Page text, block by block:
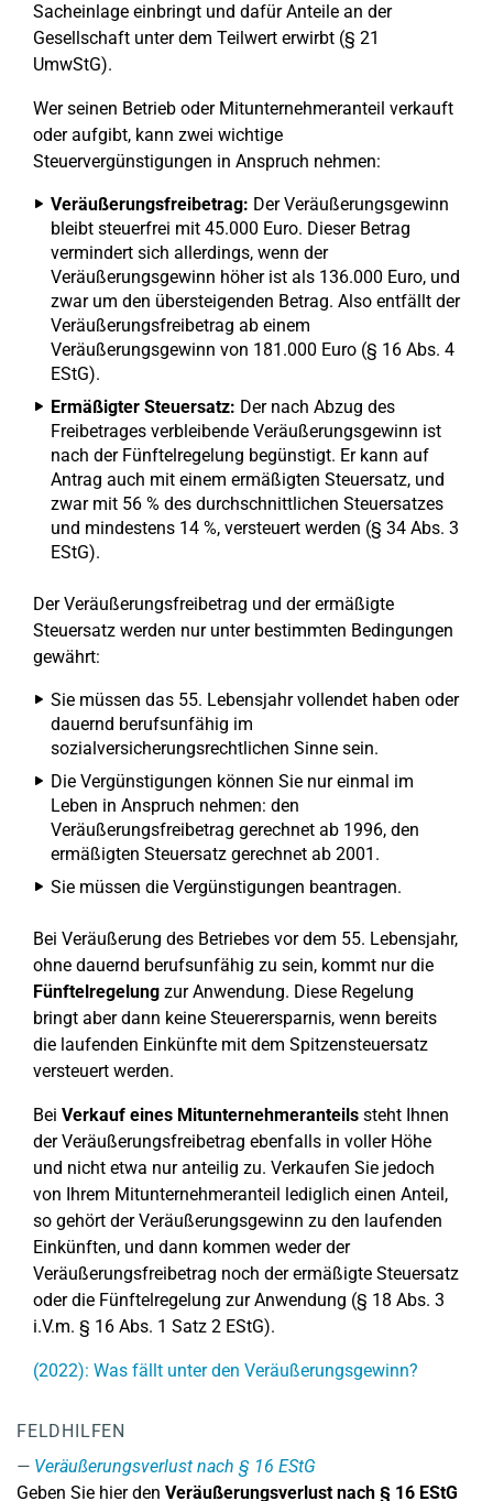
Sacheinlage einbringt und dafür Anteile an der
Gesellschaft unter dem Teilwert erwirbt (§ 21
UmwStG).
Wer seinen Betrieb oder Mitunternehmeranteil verkauft
oder aufgibt, kann zwei wichtige
Steuervergünstigungen in Anspruch nehmen:
Veräußerungsfreibetrag: Der Veräußerungsgewinn
bleibt steuerfrei mit 45.000 Euro. Dieser Betrag
vermindert sich allerdings, wenn der
Veräußerungsgewinn höher ist als 136.000 Euro, und
zwar um den übersteigenden Betrag. Also entfällt der
Veräußerungsfreibetrag ab einem
Veräußerungsgewinn von 181.000 Euro (§ 16 Abs. 4
EStG).
Ermäßigter Steuersatz: Der nach Abzug des
Freibetrages verbleibende Veräußerungsgewinn ist
nach der Fünftelregelung begünstigt. Er kann auf
Antrag auch mit einem ermäßigten Steuersatz, und
zwar mit 56 % des durchschnittlichen Steuersatzes
und mindestens 14 %, versteuert werden (§ 34 Abs. 3
EStG).
Der Veräußerungsfreibetrag und der ermäßigte
Steuersatz werden nur unter bestimmten Bedingungen
gewährt:
Sie müssen das 55. Lebensjahr vollendet haben oder
dauernd berufsunfähig im
sozialversicherungsrechtlichen Sinne sein.
Die Vergünstigungen können Sie nur einmal im
Leben in Anspruch nehmen: den
Veräußerungsfreibetrag gerechnet ab 1996, den
ermäßigten Steuersatz gerechnet ab 2001.
Sie müssen die Vergünstigungen beantragen.
Bei Veräußerung des Betriebes vor dem 55. Lebensjahr,
ohne dauernd berufsunfähig zu sein, kommt nur die
Fünftelregelung zur Anwendung. Diese Regelung
bringt aber dann keine Steuerersparnis, wenn bereits
die laufenden Einkünfte mit dem Spitzensteuersatz
versteuert werden.
Bei Verkauf eines Mitunternehmeranteils steht Ihnen
der Veräußerungsfreibetrag ebenfalls in voller Höhe
und nicht etwa nur anteilig zu. Verkaufen Sie jedoch
von Ihrem Mitunternehmeranteil lediglich einen Anteil,
so gehört der Veräußerungsgewinn zu den laufenden
Einkünften, und dann kommen weder der
Veräußerungsfreibetrag noch der ermäßigte Steuersatz
oder die Fünftelregelung zur Anwendung (§ 18 Abs. 3
i.V.m. § 16 Abs. 1 Satz 2 EStG).
(2022): Was fällt unter den Veräußerungsgewinn?
FELDHILFEN
Veräußerungsverlust nach § 16 EStG
Geben Sie hier den Veräußerungsverlust nach § 16 EStG